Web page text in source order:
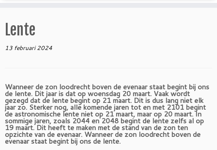
Lente
13 februari 2024
Wanneer de zon loodrecht boven de evenaar staat begint bij ons
de lente. Dit jaar is dat op woensdag 20 maart. Vaak wordt
gezegd dat de lente begint op 21 maart. Dit is dus lang niet elk
jaar zo. Sterker nog, alle komende jaren tot en met 2101 begint
de astronomische lente niet op 21 maart, maar op 20 maart. In
sommige jaren, zoals 2044 en 2048 begint de lente zelfs al op
19 maart. Dit heeft te maken met de stand van de zon ten
opzichte van de evenaar. Wanneer de zon loodrecht boven de
evenaar staat begint bij ons de lente.